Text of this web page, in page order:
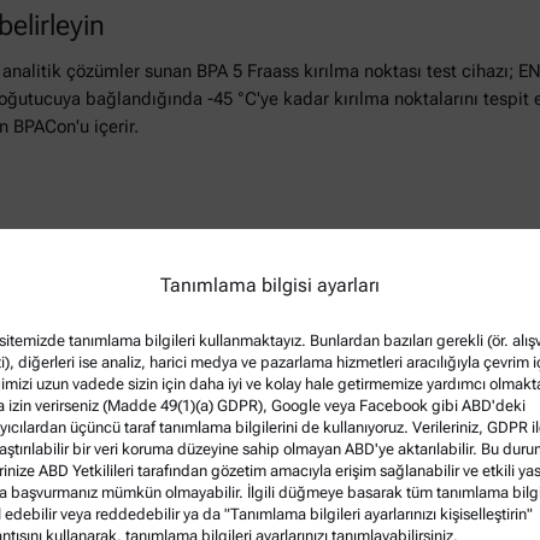
belirleyin
çözümler sunan BPA 5 Fraass kırılma noktası test cihazı;
bağlandığında -45 °C'ye kadar kırılma noktalarını
BPACon'u içerir.
uygulamalar ve bilimsel konularda mükemmel ve sürekli büyüyen
fazlasını göster
Tanımlama bilgisi ayarları
tanımlama bilgileri kullanmaktayız. Bunlardan bazıları gerekli (ör.
diğerleri ise analiz, harici medya ve pazarlama hizmetleri aracılığıyla çevrim
uzun vadede sizin için daha iyi ve kolay hale getirmemize yardımcı
izin verirseniz (Madde 49(1)(a) GDPR), Google veya Facebook gibi ABD'deki
üçüncü taraf tanımlama bilgilerini de kullanıyoruz. Verileriniz, GDPR
bir veri koruma düzeyine sahip olmayan ABD'ye aktarılabilir. Bu
ABD Yetkilileri tarafından gözetim amacıyla erişim sağlanabilir ve etkili
başvurmanız mümkün olmayabilir. İlgili düğmeye basarak tüm tanımlama
edebilir veya reddedebilir ya da "Tanımlama bilgileri ayarlarınızı kişiselleştirin"
kullanarak, tanımlama bilgileri ayarlarınızı tanımlayabilirsiniz.